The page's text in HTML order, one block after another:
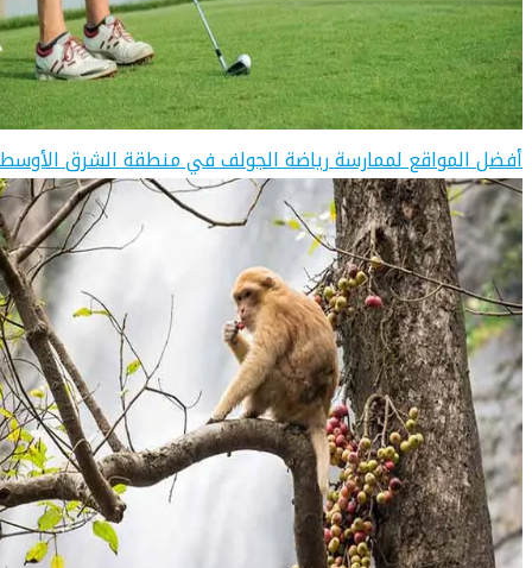
أفضل المواقع لممارسة رياضة الجولف في منطقة الشرق الأوسط